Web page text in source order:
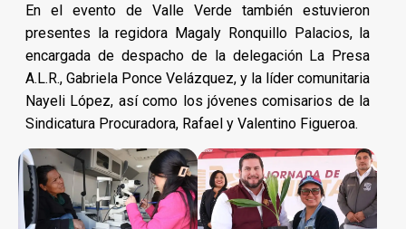
En el evento de Valle Verde también estuvieron
presentes la regidora Magaly Ronquillo Palacios, la
encargada de despacho de la delegación La Presa
A.L.R., Gabriela Ponce Velázquez, y la líder comunitaria
Nayeli López, así como los jóvenes comisarios de la
Sindicatura Procuradora, Rafael y Valentino Figueroa.